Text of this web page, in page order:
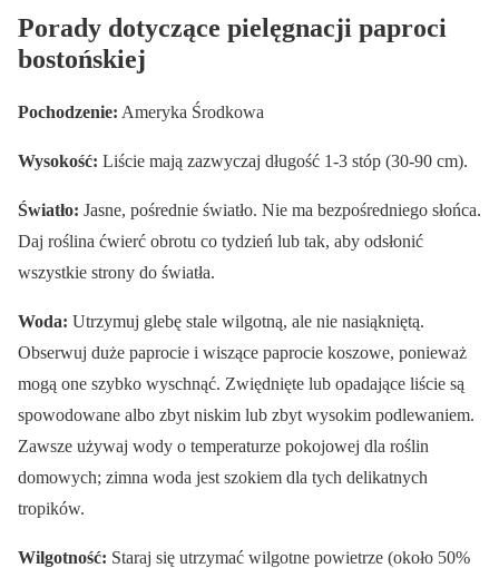
Porady dotyczące pielęgnacji paproci
bostońskiej
Pochodzenie: Ameryka Środkowa
Wysokość: Liście mają zazwyczaj długość 1-3 stóp (30-90 cm).
Światło: Jasne, pośrednie światło. Nie ma bezpośredniego słońca.
Daj roślina ćwierć obrotu co tydzień lub tak, aby odsłonić
wszystkie strony do światła.
Woda: Utrzymuj glebę stale wilgotną, ale nie nasiąkniętą.
Obserwuj duże paprocie i wiszące paprocie koszowe, ponieważ
mogą one szybko wyschnąć. Zwiędnięte lub opadające liście są
spowodowane albo zbyt niskim lub zbyt wysokim podlewaniem.
Zawsze używaj wody o temperaturze pokojowej dla roślin
domowych; zimna woda jest szokiem dla tych delikatnych
tropików.
Wilgotność: Staraj się utrzymać wilgotne powietrze (około 50%